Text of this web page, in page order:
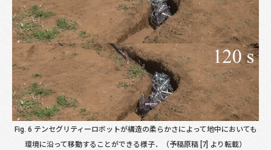
Fig. 6 テンセグリティーロボットが構造の柔らかさによって地中においても
環境に沿って移動することができる様子．（予稿原稿 [7] より転載）